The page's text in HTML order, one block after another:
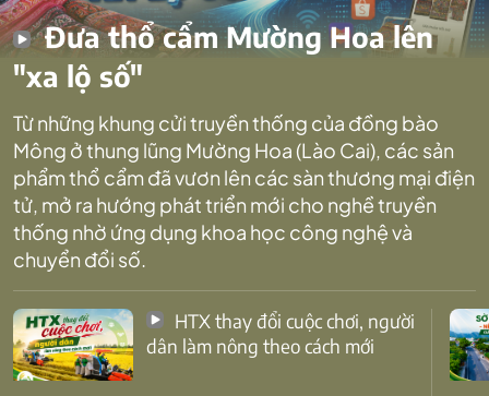
Đưa thổ cẩm Mường Hoa lên
"xa lộ số"
Từ những khung cửi truyền thống của đồng bào
Mông ở thung lũng Mường Hoa (Lào Cai), các sản
phẩm thổ cẩm đã vươn lên các sàn thương mại điện
tử, mở ra hướng phát triển mới cho nghề truyền
thống nhờ ứng dụng khoa học công nghệ và
chuyển đổi số.
dân làm nông theo cách mới